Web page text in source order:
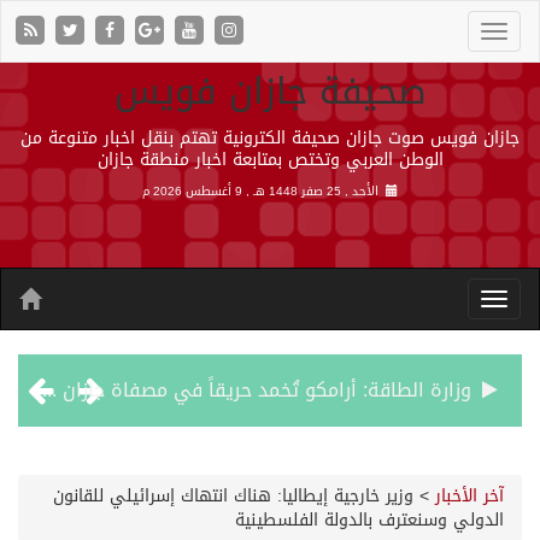
صحيفة جازان فويس
جازان فويس صوت جازان صحيفة الكترونية تهتم بنقل اخبار متنوعة من
الوطن العربي وتختص بمتابعة اخبار منطقة جازان
الأحد , 25 صفر 1448 هـ , 9 أغسطس 2026 م
وزارة الطاقة: أرامكو تُخمد حريقاً في مصفاة جازان دون إصابات
آخر الأخبار> وزير خارجية إيطاليا: هناك انتهاك إسرائيلي للقانون
الدولي وسنعترف بالدولة الفلسطينية